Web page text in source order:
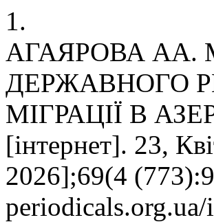
1.
АГАЯРОВА АА.
ДЕРЖАВНОГО
МІГРАЦІЇ В
[інтернет]. 23,
2026];69(4